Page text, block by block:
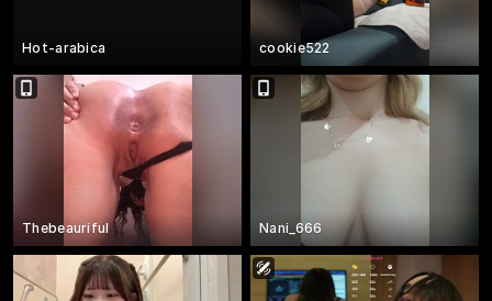
Hot-arabica cookie522
Thebeauriful Nani_666